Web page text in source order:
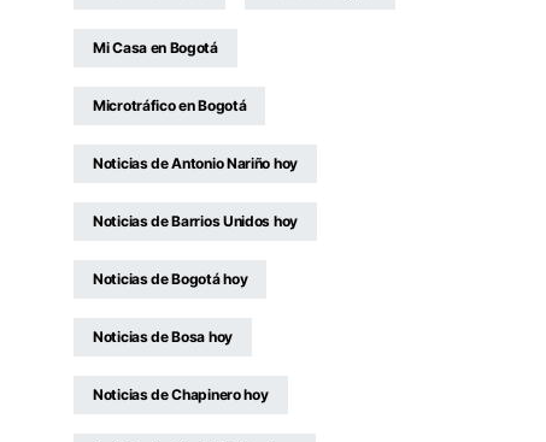
Mi Casa en Bogotá
Microtráfico en Bogotá
Noticias de Antonio Nariño hoy
Noticias de Barrios Unidos hoy
Noticias de Bogotá hoy
Noticias de Bosa hoy
Noticias de Chapinero hoy